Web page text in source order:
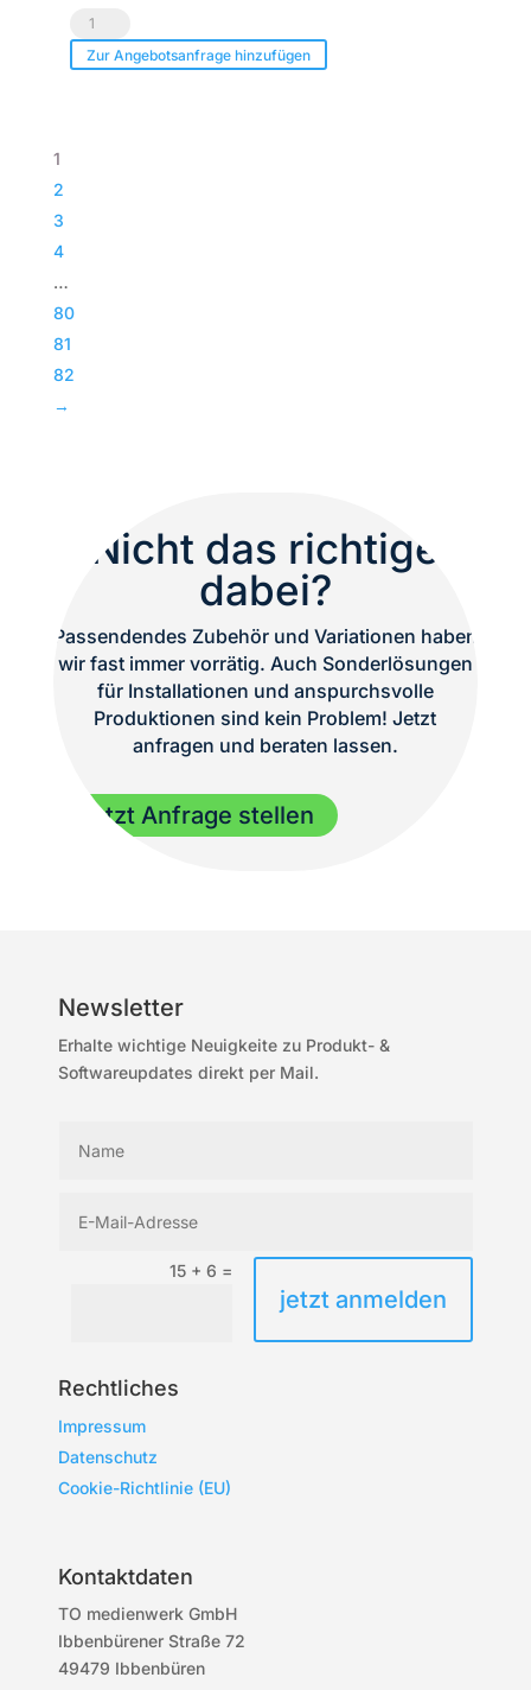
Voice
Acoustic
Zur Angebotsanfrage hinzufügen
1
2
3
4
…
80
81
82
→
Nicht das richtige
dabei?
Passendendes Zubehör und Variationen haben
wir fast immer vorrätig. Auch Sonderlösungen
für Installationen und anspurchsvolle
Produktionen sind kein Problem! Jetzt
anfragen und beraten lassen.
Jetzt Anfrage stellen
Newsletter
Erhalte wichtige Neuigkeite zu Produkt- &
Softwareupdates direkt per Mail.
15 + 6 =
jetzt anmelden
Rechtliches
Impressum
Datenschutz
Cookie-Richtlinie (EU)
Kontaktdaten
TO medienwerk GmbH
Ibbenbürener Straße 72
49479 Ibbenbüren